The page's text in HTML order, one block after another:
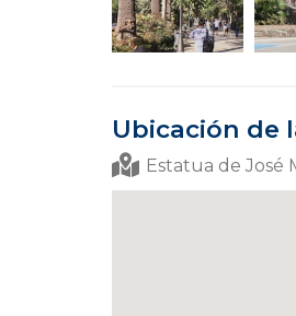
Ubicación de
Estatua de José